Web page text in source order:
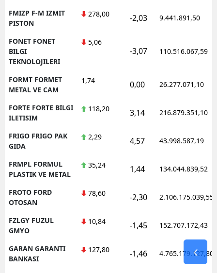
FMIZP F-M IZMIT
PISTON
278,00 -2,03 9.441.891,50
FONET FONET
BILGI
TEKNOLOJILERI
5,06
-3,07 110.516.067,59
FORMT FORMET
METAL VE CAM
1,74 0,00 26.277.071,10
FORTE FORTE BILGI
ILETISIM
118,20 3,14 216.879.351,10
FRIGO FRIGO PAK
GIDA
2,29 4,57 43.998.587,19
FRMPL FORMUL
PLASTIK VE METAL
35,24 1,44 134.044.839,52
FROTO FORD
OTOSAN
78,60 -2,30 2.106.175.039,55
FZLGY FUZUL
GMYO
10,84 -1,45 152.707.172,43
GARAN GARANTI
BANKASI
127,80 -1,46 4.765.179.127,80